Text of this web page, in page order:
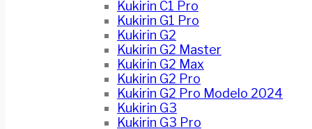
Kukirin C1 Pro
Kukirin G1 Pro
Kukirin G2
Kukirin G2 Master
Kukirin G2 Max
Kukirin G2 Pro
Kukirin G2 Pro Modelo 2024
Kukirin G3
Kukirin G3 Pro